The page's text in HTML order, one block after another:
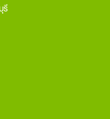
รี